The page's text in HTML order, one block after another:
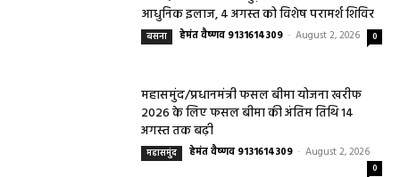
आधुनिक इलाज, 4 अगस्त को विशेष परामर्श शिविर
बसना हेमंत वैष्णव 9131614309 - August 2, 2026 0
महासमुंद/प्रधानमंत्री फसल बीमा योजना खरीफ
2026 के लिए फसल बीमा की अंतिम तिथि 14
अगस्त तक बढ़ी
महासमुंद हेमंत वैष्णव 9131614309 - August 2, 2026
0